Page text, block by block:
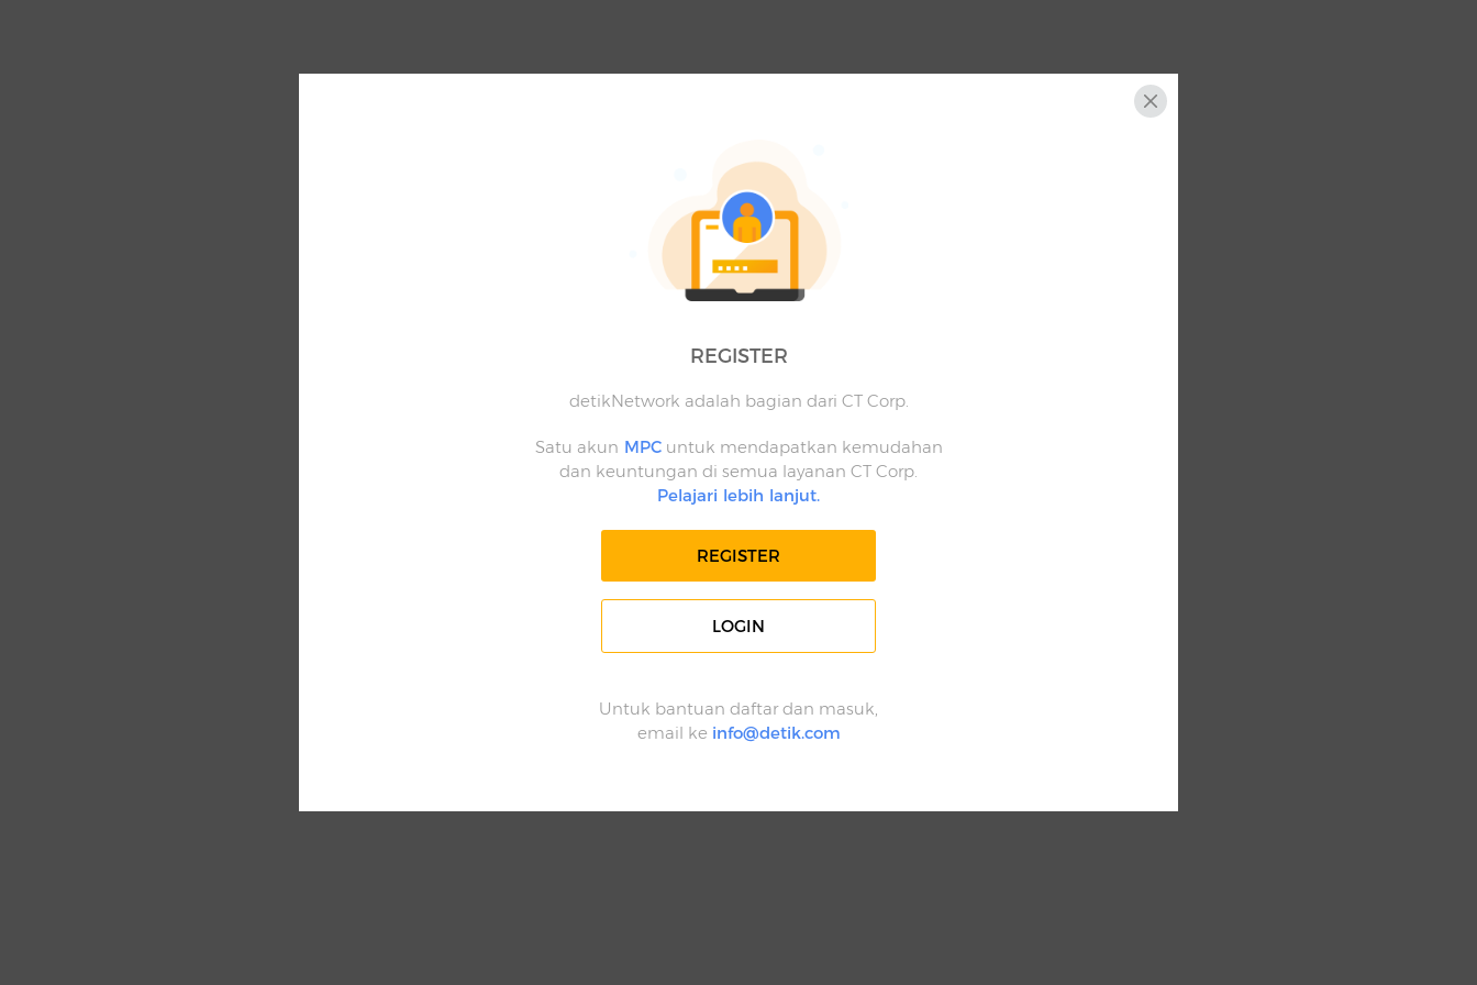
REGISTER
detikNetwork adalah bagian dari CT Corp.
Satu akun MPCuntuk mendapatkan kemudahan
dan keuntungan di semua layanan CT Corp.
Pelajari lebih lanjut.
REGISTER
LOGIN
Untuk bantuan daftar dan masuk,
email ke info@detik.com